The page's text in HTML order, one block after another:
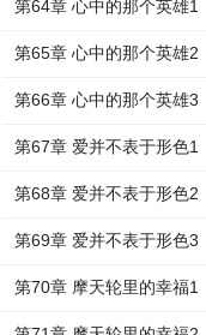
第64章 心中的那个英雄1
第65章 心中的那个英雄2
第66章 心中的那个英雄3
第67章 爱并不表于形色1
第68章 爱并不表于形色2
第69章 爱并不表于形色3
第70章 摩天轮里的幸福1